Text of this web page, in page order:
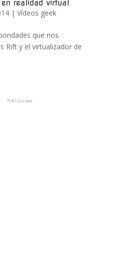
realidad virtual
| Vídeos geek
que nos
Rift y el virtualizador de
Publicidad